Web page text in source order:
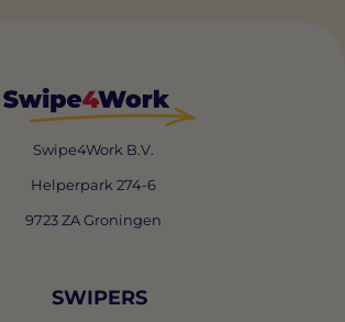
Swipe4Work B.V.
Helperpark 274-6
9723 ZA Groningen
SWIPERS